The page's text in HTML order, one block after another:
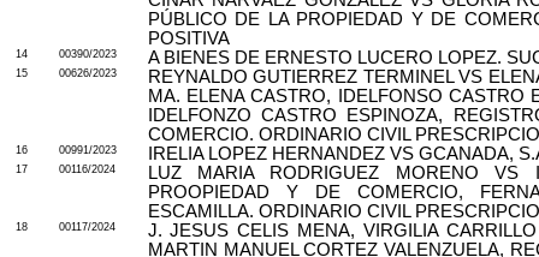
PÚBLICO DE LA PROPIEDAD Y DE
POSITIVA
14 00390/2023 A BIENES DE ERNESTO LUCERO LOPEZ.
15 00626/2023
REYNALDO GUTIERREZ TERMINEL VS
MA. ELENA CASTRO, IDELFONSO CASTRO
IDELFONZO CASTRO ESPINOZA,
COMERCIO. ORDINARIO CIVIL
16 00991/2023 IRELIA LOPEZ HERNANDEZ VS GCANADA,
17 00116/2024
LUZ MARIA RODRIGUEZ MORENO VS
PROOPIEDAD Y DE COMERCIO,
ESCAMILLA. ORDINARIO CIVIL
18 00117/2024
J. JESUS CELIS MENA, VIRGILIA
MARTIN MANUEL CORTEZ VALENZUELA,